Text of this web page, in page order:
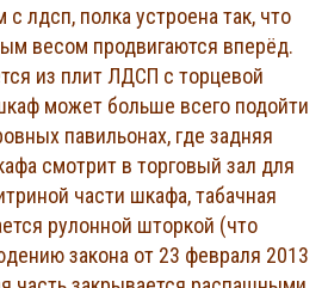
лдсп, полка устроена так, что
весом продвигаются вперёд.
из плит ЛДСП с торцевой
может больше всего подойти
павильонах, где задняя
смотрит в торговый зал для
части шкафа, табачная
рулонной шторкой (что
закона от 23 февраля 2013